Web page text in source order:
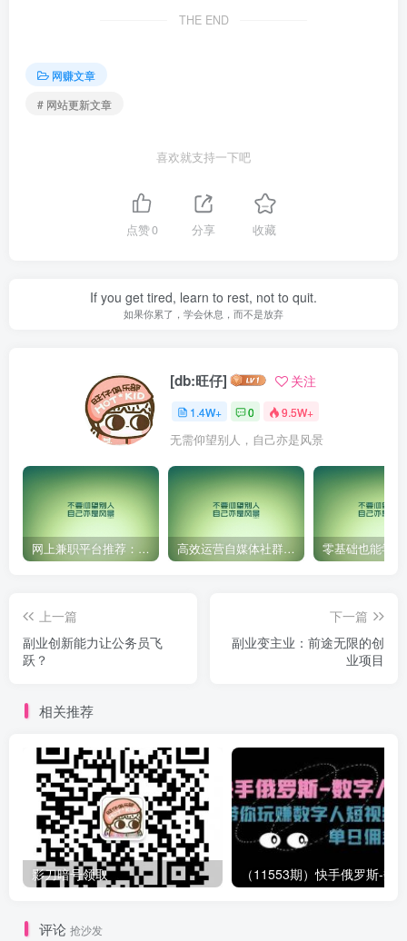
THE END
网赚文章
# 网站更新文章
喜欢就支持一下吧
点赞0 分享 收藏
If you get tired, learn to rest, not to quit.
如果你累了，学会休息，而不是放弃
[db:旺仔] 关注
1.4W+ 0 9.5W+
无需仰望别人，自己亦是风景
网上兼职平台推荐：国外网赚任务！ 高效运营自媒体社群，让内容更有价值！
上一篇
副业创新能力让公务员飞
跃？
下一篇
副业变主业：前途无限的创
业项目
相关推荐
影刀暗号领取
评论 抢沙发